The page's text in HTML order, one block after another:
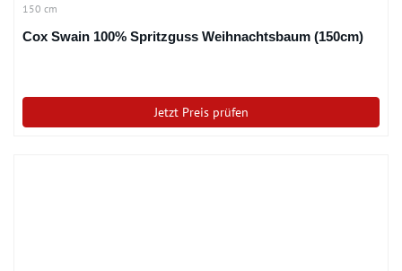
150 cm
Cox Swain 100% Spritzguss Weihnachtsbaum (150cm)
Jetzt Preis prüfen